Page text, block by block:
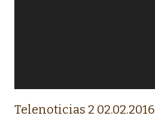
Telenoticias 2 02.02.2016